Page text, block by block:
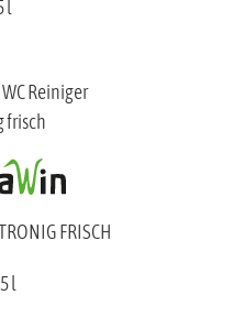
l
FRISCH
l